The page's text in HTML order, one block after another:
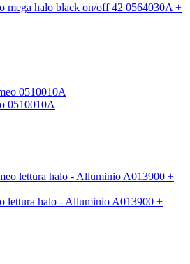
mega halo black on/off 42 0564030A +
0510010A
lettura halo - Alluminio A013900 +